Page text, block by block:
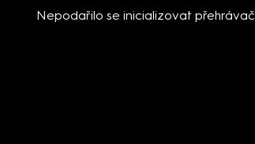
Nepodařilo se inicializovat přehrávač